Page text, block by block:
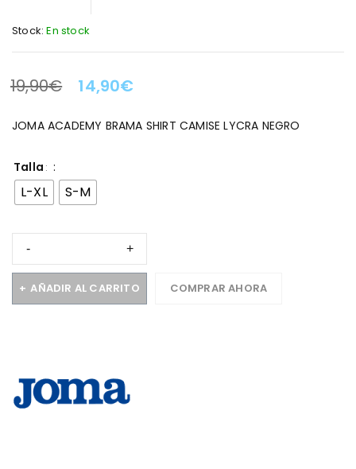
Stock: En stock
LA OFERTA TERMINA EN:
19,90€ 14,90€
JOMA ACADEMY BRAMA SHIRT CAMISE LYCRA NEGRO
Talla
L-XL S-M
AÑADIR AL CARRITO COMPRAR AHORA